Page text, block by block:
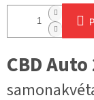
CBD Auto